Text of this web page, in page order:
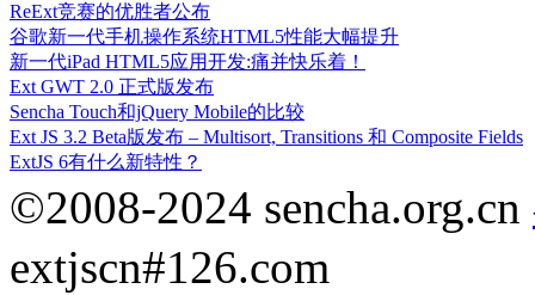
ReExt竞赛的优胜者公布
谷歌新一代手机操作系统HTML5性能大幅提升
新一代iPad HTML5应用开发:痛并快乐着！
Ext GWT 2.0 正式版发布
Sencha Touch和jQuery Mobile的比较
Ext JS 3.2 Beta版发布 – Multisort, Transitions 和 Composite Fields
ExtJS 6有什么新特性？
©2008-2024 sencha.org.cn
extjscn#126.com